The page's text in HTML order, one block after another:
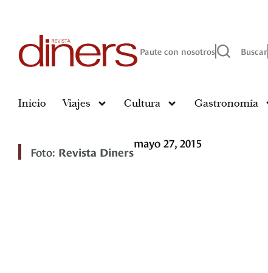
Paute con nosotros Buscar
Inicio Viajes Cultura Gastronomía
Foto: Revista Diners
mayo 27, 2015